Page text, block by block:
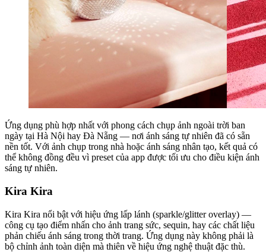
Ứng dụng phù hợp nhất với phong cách chụp ảnh ngoài trời ban
ngày tại Hà Nội hay Đà Nẵng — nơi ánh sáng tự nhiên đã có sẵn
nền tốt. Với ảnh chụp trong nhà hoặc ánh sáng nhân tạo, kết quả có
thể không đồng đều vì preset của app được tối ưu cho điều kiện ánh
sáng tự nhiên.
Kira Kira
Kira Kira nổi bật với hiệu ứng lấp lánh (sparkle/glitter overlay) —
công cụ tạo điểm nhấn cho ảnh trang sức, sequin, hay các chất liệu
phản chiếu ánh sáng trong thời trang. Ứng dụng này không phải là
bộ chỉnh ảnh toàn diện mà thiên về hiệu ứng nghệ thuật đặc thù.